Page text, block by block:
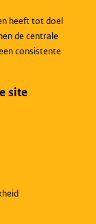
heeft tot doel
de centrale
consistente
site